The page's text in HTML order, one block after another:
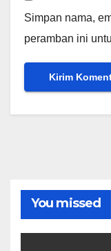
Simpan nama,
peramban ini
You missed